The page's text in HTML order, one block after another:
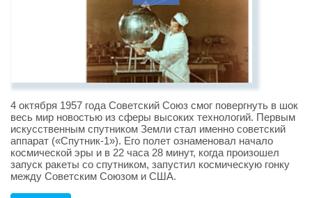
4 октября 1957 года Советский Союз смог повергнуть в шок
весь мир новостью из сферы высоких технологий. Первым
искусственным спутником Земли стал именно советский
аппарат («Спутник-1»). Его полет ознаменовал начало
космической эры и в 22 часа 28 минут, когда произошел
запуск ракеты со спутником, запустил космическую гонку
между Советским Союзом и США.